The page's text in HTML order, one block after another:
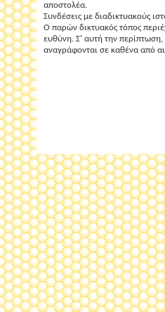
αποστολέα.
Συνδέσεις με διαδικτυακούς
Ο παρών δικτυακός τόπος
ευθύνη. Σ' αυτή την
αναγράφονται σε καθένα από